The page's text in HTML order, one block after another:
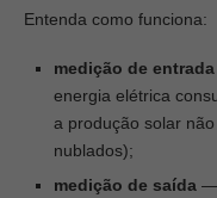
Entenda como funciona:
medição de entrada
energia elétrica
a produção solar
nublados);
medição de saída —